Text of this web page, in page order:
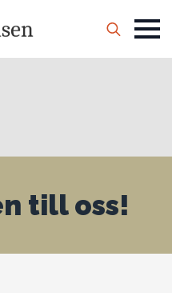
Search
till oss!